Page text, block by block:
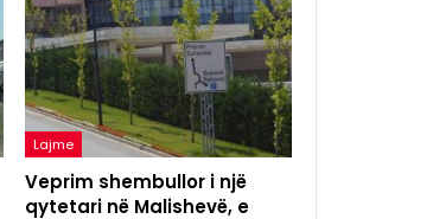
Lajme
Veprim shembullor i një
qytetari në Malishevë, e